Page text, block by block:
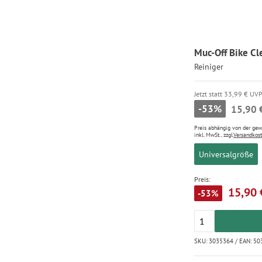
Muc-Off Bike
Reiniger
Jetzt statt 33,99 € UVP
-53% 15,90
Preis abhängig von der
inkl. MwSt., zzgl.
Universalgröße
Preis:
-53% 15,90
SKU: 3035364 / EAN: